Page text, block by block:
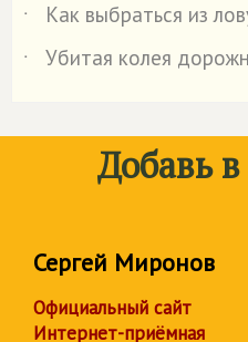
˙
Как выбраться из
˙
Убитая колея
Добавь
Сергей Миронов
Официальный сайт
Интернет-приёмная